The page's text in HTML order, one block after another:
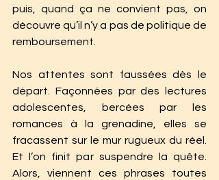
puis, quand ça ne convient pas, on
découvre qu’il n’y a pas de politique de
remboursement.
Nos attentes sont faussées dès le
départ. Façonnées par des lectures
adolescentes, bercées par les
romances à la grenadine, elles se
fracassent sur le mur rugueux du réel.
Et l’on finit par suspendre la quête.
Alors, viennent ces phrases toutes